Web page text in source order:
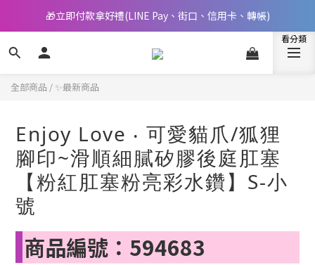
📢 邀您立即享樂，現在加入會員就送🪙80元購物金
🎁立即付款拿好禮(LINE Pay、街口、信用卡、轉帳)
📢 邀您立即享樂，現在加入會員就送🪙80元購物金
全部商品 / ✨最新商品
Enjoy Love ‧ 可愛貓爪/狐狸
腳印~滑順細膩矽膠後庭肛塞
【粉紅肛塞粉亮彩水鑽】S-小
號
商品編號：594683